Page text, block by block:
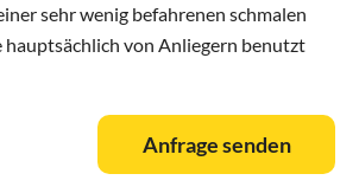
sehr wenig befahrenen schmalen
hauptsächlich von Anliegern benutzt
Anfrage senden